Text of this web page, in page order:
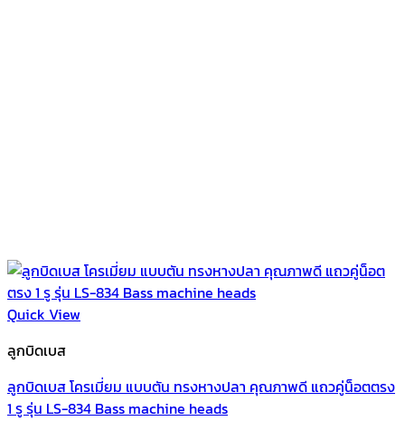
Quick View
ลูกบิดเบส
ลูกบิดเบส โครเมี่ยม แบบตัน ทรงหางปลา คุณภาพดี แถวคู่น็อตตรง
1 รู รุ่น LS-834 Bass machine heads